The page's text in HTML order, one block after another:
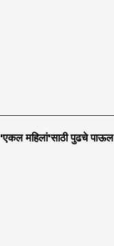
'एकल महिलां'साठी पुढचे पाऊल